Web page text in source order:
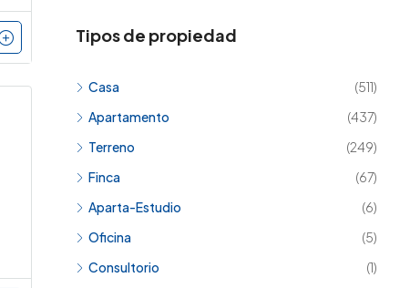
Tipos de propiedad
Casa
(511)
Apartamento
(437)
Terreno
(249)
Finca
(67)
Aparta-Estudio
(6)
Oficina
(5)
Consultorio
(1)